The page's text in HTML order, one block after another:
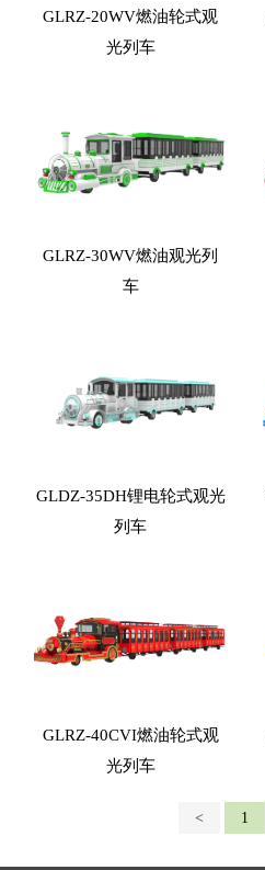
GLRZ-20WV燃油轮式观
光列车
GLRZ-30WV燃油观光列
车
GLDZ-35DH锂电轮式观光
列车
GLRZ-40CVI燃油轮式观
光列车
< 1